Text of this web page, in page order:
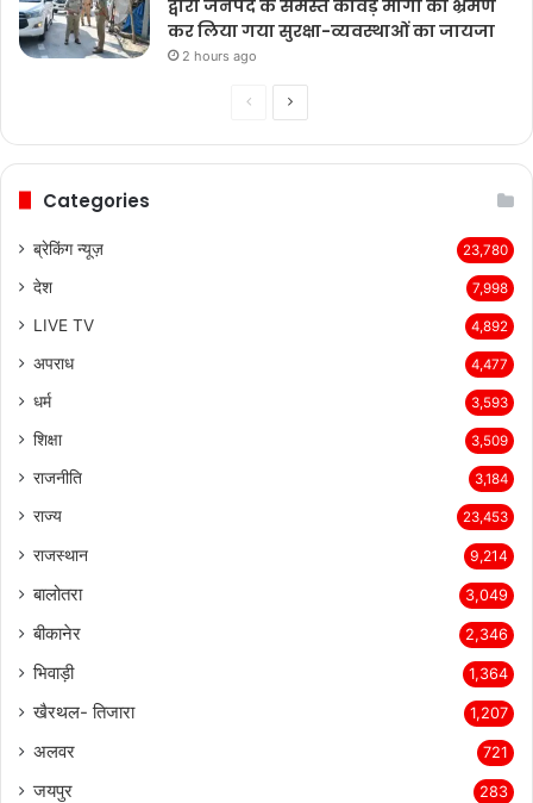
द्वारा जनपद के समस्त कांवड़ मार्गों का भ्रमण
कर लिया गया सुरक्षा-व्यवस्थाओं का जायजा
2 hours ago
PreviousNext
Categories
ब्रेकिंग न्यूज़ 23,780
देश 7,998
LIVE TV 4,892
अपराध 4,477
धर्म 3,593
शिक्षा 3,509
राजनीति 3,184
राज्य 23,453
राजस्थान 9,214
बालोतरा 3,049
बीकानेर 2,346
भिवाड़ी 1,364
खैरथल- तिजारा 1,207
अलवर 721
जयपुर 283